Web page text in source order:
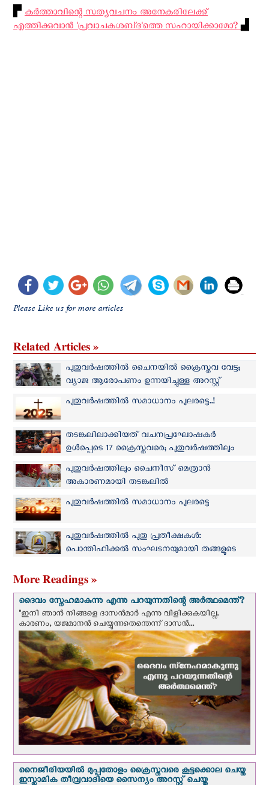
▛ കര്‍ത്താവിന്റെ സത്യവചനം അനേകരിലേക്ക്
എത്തിക്കുവാന്‍ 'പ്രവാചകശബ്‌ദ'ത്തെ സഹായിക്കാമോ?▟
Please Like us for more articles
Related Articles »
പുതുവര്‍ഷത്തില്‍ ചൈനയില്‍ ക്രൈസ്തവ വേട്ട;
വ്യാജ ആരോപണം ഉന്നയിച്ചുള്ള അറസ്റ്റ്
തുടരുന്നു
പുതുവര്‍ഷത്തില്‍ സമാധാനം പുലരട്ടെ..!
തടങ്കലിലാക്കിയത് വചനപ്രഘോഷകർ
ഉൾപ്പെടെ 17 ക്രൈസ്തവരെ; പുതുവര്‍ഷത്തിലും
യു‌പിയില്‍ ക്രൈസ്തവ വേട്ട തുടര്‍ക്കഥ
പുതുവര്‍ഷത്തിലും ചൈനീസ് മെത്രാന്‍
അകാരണമായി തടങ്കലില്‍
പുതുവര്‍ഷത്തില്‍ സമാധാനം പുലരട്ടെ
പുതുവര്‍ഷത്തില്‍ പുതു പ്രതീക്ഷകള്‍:
പൊന്തിഫിക്കല്‍ സംഘടനയുമായി തങ്ങളുടെ
ക്രൈസ്തവർ
More Readings »
ദൈവം സ്നേഹമാകുന്നു എന്നു പറയുന്നതിന്റെ അർത്ഥമെന്ത്?
"ഇനി ഞാന്‍ നിങ്ങളെ ദാസന്‍മാര്‍ എന്നു വിളിക്കുകയില്ല.
കാരണം, യജമാനന്‍ ചെയ്യുന്നതെന്തെന്ന് ദാസന്‍...
നൈജീരിയയില്‍ മുപ്പതോളം ക്രൈസ്തവരെ കൂട്ടക്കൊല ചെയ്ത
ഇസ്ലാമിക തീവ്രവാദിയെ സൈന്യം അറസ്റ്റ് ചെയ്തു